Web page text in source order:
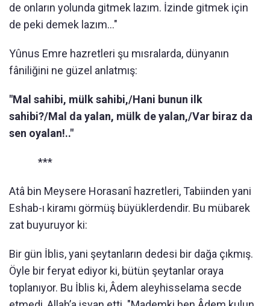
de onların yolunda gitmek lazım. İzinde gitmek için
de peki demek lazım..."
Yûnus Emre hazretleri şu mısralarda, dünyanın
fâniliğini ne güzel anlatmış:
"Mal sahibi, mülk sahibi,/Hani bunun ilk
sahibi?/Mal da yalan, mülk de yalan,/Var biraz da
sen oyalan!.."
***
Atâ bin Meysere Horasanî hazretleri, Tabiinden yani
Eshab-ı kiramı görmüş büyüklerdendir. Bu mübarek
zat buyuruyor ki:
Bir gün İblis, yani şeytanların dedesi bir dağa çıkmış.
Öyle bir feryat ediyor ki, bütün şeytanlar oraya
toplanıyor. Bu İblis ki, Âdem aleyhisselama secde